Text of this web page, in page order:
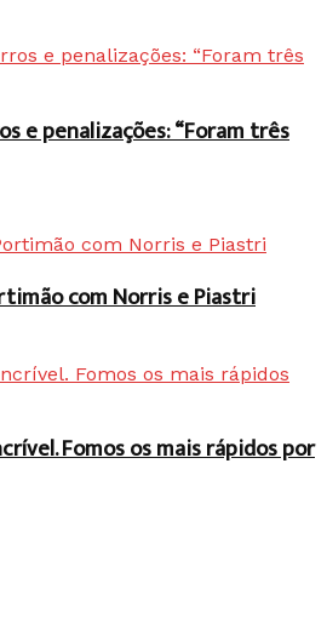
e penalizações: “Foram três
com Norris e Piastri
Fomos os mais rápidos por